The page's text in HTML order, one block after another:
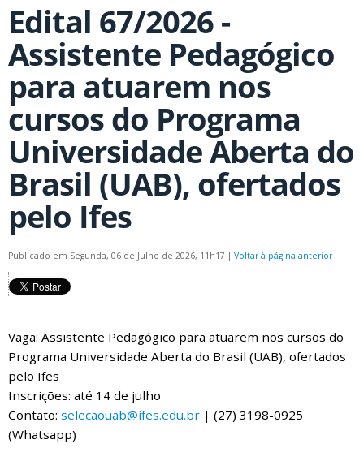
Edital 67/2026 -
Assistente Pedagógico
para atuarem nos
cursos do Programa
Universidade Aberta do
Brasil (UAB), ofertados
pelo Ifes
Publicado em Segunda, 06 de Julho de 2026, 11h17 | Voltar à página anterior
Vaga: Assistente Pedagógico para atuarem nos cursos do
Programa Universidade Aberta do Brasil (UAB), ofertados
pelo Ifes
Inscrições: até 14 de julho
Contato: selecaouab@ifes.edu.br | (27) 3198-0925
(Whatsapp)